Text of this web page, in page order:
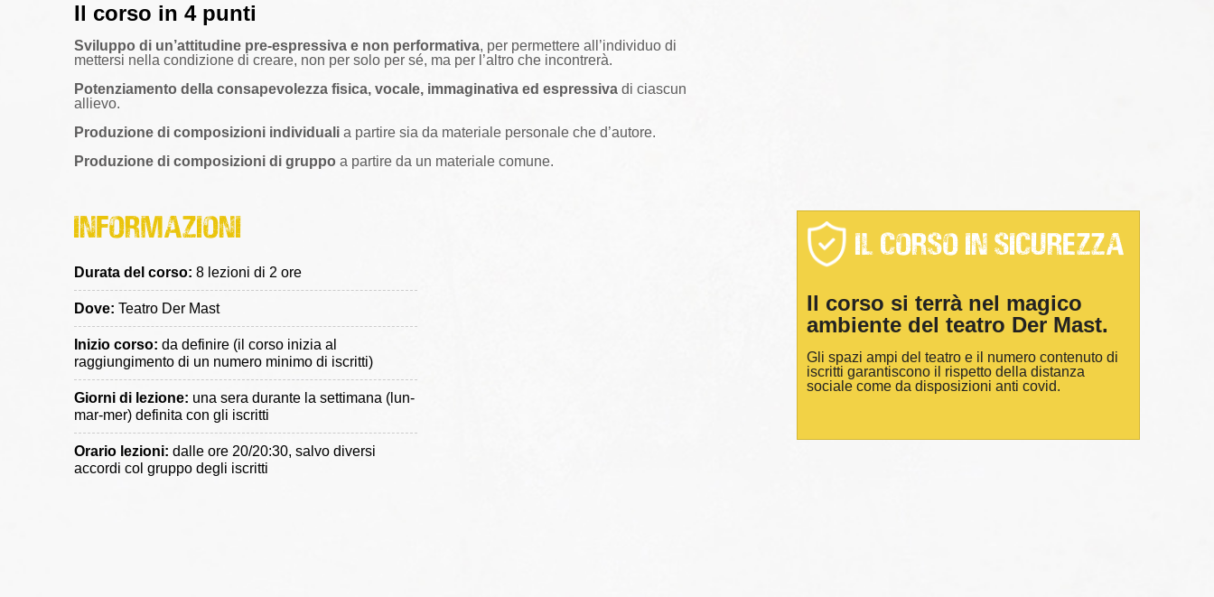
Il corso in 4 punti
Sviluppo di un’attitudine pre-espressiva e non performativa, per permettere all’individuo di
mettersi nella condizione di creare, non per solo per sé, ma per l’altro che incontrerà.
Potenziamento della consapevolezza fisica, vocale, immaginativa ed espressiva di ciascun
allievo.
Produzione di composizioni individuali a partire sia da materiale personale che d’autore.
Produzione di composizioni di gruppo a partire da un materiale comune.
Informazioni
Durata del corso: 8 lezioni di 2 ore
Dove: Teatro Der Mast
Inizio corso: da definire (il corso inizia al
raggiungimento di un numero minimo di iscritti)
Giorni di lezione: una sera durante la settimana (lun-
mar-mer) definita con gli iscritti
Orario lezioni: dalle ore 20/20:30, salvo diversi
accordi col gruppo degli iscritti
il corso in sicurezza
Il corso si terrà nel magico
ambiente del teatro Der Mast.
Gli spazi ampi del teatro e il numero contenuto di
iscritti garantiscono il rispetto della distanza
sociale come da disposizioni anti covid.